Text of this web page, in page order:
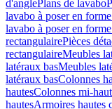
d'anglePlans de lavabo
lavabo à poser en
lavabo à poser en
rectangulairePièces
rectangulaireMeubles
latéraux basMeubles
latéraux basColonnes
hautesColonnes mi-
hautesArmoires hautes